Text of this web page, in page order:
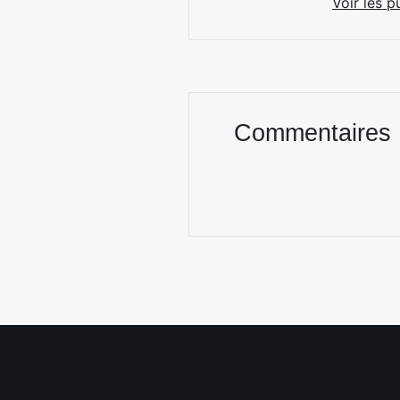
Commentaires